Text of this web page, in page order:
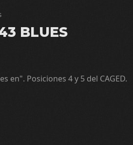
BLUES
en". Posiciones 4 y 5 del CAGED.